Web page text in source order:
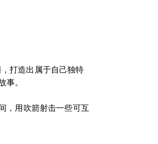
打造出属于自己独特
事。
，用吹箭射击一些可互